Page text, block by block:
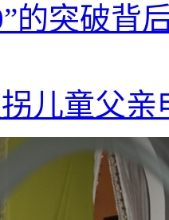
的突破背
儿童父